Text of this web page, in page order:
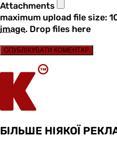
Attachments
maximum upload file size:
image. Drop files here
ОПУБЛІКУВАТИ КОМЕНТАР
БІЛЬШЕ НІЯКОЇ